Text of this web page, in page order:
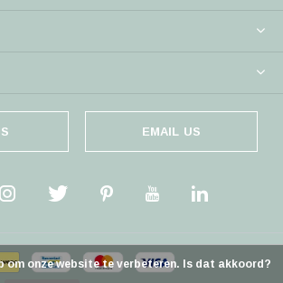
EMAIL US
om onze website te verbeteren. Is dat akkoord?